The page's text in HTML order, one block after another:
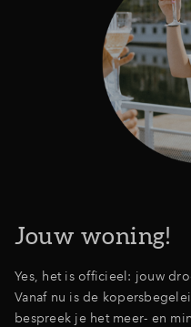
Jouw woning!
Yes, het is officieel: jouw
Vanaf nu is de
bespreek je het meer- en